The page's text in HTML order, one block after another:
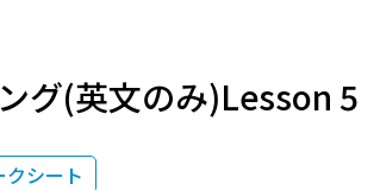
グ(英文のみ)Lesson
シート